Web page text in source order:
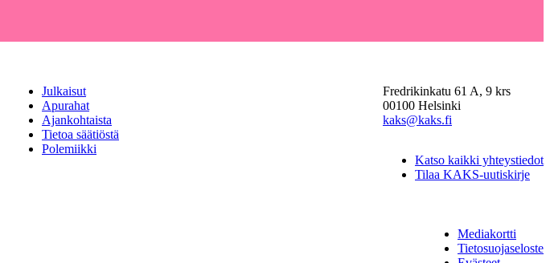
Julkaisut
Apurahat
Ajankohtaista
Tietoa säätiöstä
Polemiikki
Fredrikinkatu 61 A, 9 krs
00100 Helsinki
kaks@kaks.fi
Katso kaikki yhteystiedot
Tilaa KAKS-uutiskirje
Mediakortti
Tietosuojaseloste